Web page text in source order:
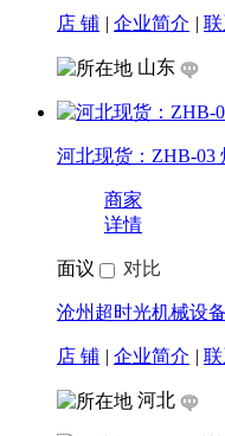
供应变位机HB-500
商家